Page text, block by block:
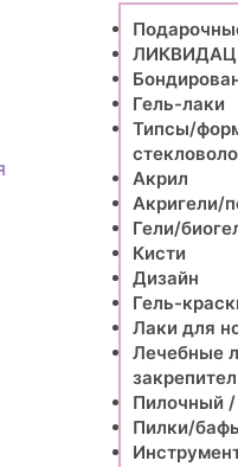
Гель-лаки
Типсы/
Акрил
Акригели/
Гели/
Кисти
Дизайн
Гель-
Лаки для
Лечебные
Пилочный
Пилки/